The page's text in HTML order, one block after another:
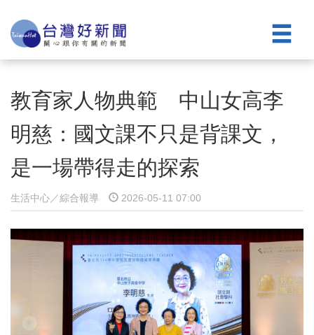
教育家人物典範 中山女高李
明慈：國文課不只是背課文，
是一場帶得走的探索
生活中心／綜合報導 2026-05-11 07:00